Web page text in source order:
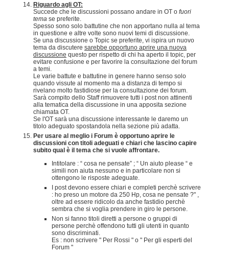
Riguardo agli OT:
Succede che le discussioni possano andare in OT o fuori
tema se preferite.
Spesso sono solo battutine che non apportano nulla al tema
in questione e altre volte sono nuovi temi di discussione.
Se una discussione o Topic se preferite, vi ispira un nuovo
tema da discutere sarebbe opportuno aprire una nuova
discussione questo per rispetto di chi ha aperto il topic, per
evitare confusione e per favorire la consultazione del forum
a temi.
Le varie battute e battutine in genere hanno senso solo
quando vissute al momento ma a distanza di tempo si
rivelano molto fastidiose per la consultazione dei forum.
Sarà compito dello Staff rimuovere tutti i post non attinenti
alla tematica della discussione in una apposita sezione
chiamata OT.
Se l'OT sarà una discussione interessante le daremo un
titolo adeguato spostandola nella sezione più adatta.
Per usare al meglio i Forum è opportuno aprire le
discussioni con titoli adeguati e chiari che lascino capire
subito qual è il tema che si vuole affrontare.
Intitolare : “ cosa ne pensate” ; “ Un aiuto please “ e
simili non aiuta nessuno e in particolare non si
ottengono le risposte adeguate.
I post devono essere chiari e completi perchè scrivere
: ho preso un motore da 250 Hp, cosa ne pensate ?" ,
oltre ad essere ridicolo da anche fastidio perchè
sembra che si voglia prendere in giro le persone.
Non si fanno titoli diretti a persone o gruppi di
persone perchè offendono tutti gli utenti in quanto
sono discriminati.
Es : non scrivere " Per Rossi " o " Per gli esperti del
Forum "